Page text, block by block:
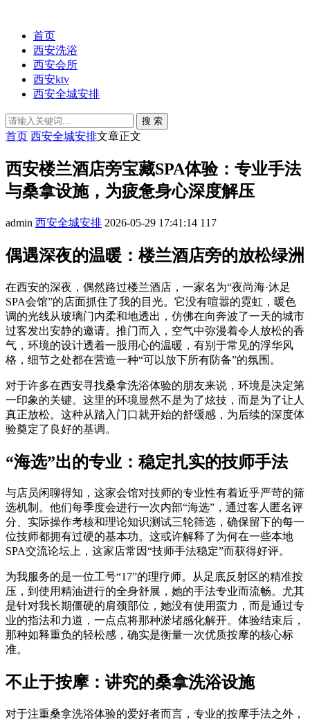
首页
西安洗浴
西安会所
西安ktv
西安全城安排
搜 索
首页 西安全城安排文章正文
西安楼兰酒店旁宝藏SPA体验：专业手法
与桑拿设施，为疲惫身心深度解压
admin 西安全城安排 2026-05-29 17:41:14 117
偶遇深夜的温暖：楼兰酒店旁的放松绿洲
在西安的深夜，偶然路过楼兰酒店，一家名为“夜尚海·沐足
SPA会馆”的店面抓住了我的目光。它没有喧嚣的霓虹，暖色
调的光线从玻璃门内柔和地透出，仿佛在向奔波了一天的城市
过客发出安静的邀请。推门而入，空气中弥漫着令人放松的香
气，环境的设计透着一股用心的温暖，有别于常见的浮华风
格，细节之处都在营造一种“可以放下所有防备”的氛围。
对于许多在西安寻找桑拿洗浴体验的朋友来说，环境是决定第
一印象的关键。这里的环境显然不是为了炫技，而是为了让人
真正放松。这种从踏入门口就开始的舒缓感，为后续的深度体
验奠定了良好的基调。
“海选”出的专业：稳定扎实的技师手法
与店员闲聊得知，这家会馆对技师的专业性有着近乎严苛的筛
选机制。他们每季度会进行一次内部“海选”，通过客人匿名评
分、实际操作考核和理论知识测试三轮筛选，确保留下的每一
位技师都拥有过硬的基本功。这或许解释了为何在一些本地
SPA交流论坛上，这家店常因“技师手法稳定”而获得好评。
为我服务的是一位工号“17”的理疗师。从足底反射区的精准按
压，到使用精油进行的全身舒展，她的手法专业而流畅。尤其
是针对我长期僵硬的肩颈部位，她没有使用蛮力，而是通过专
业的指法和力道，一点点将那种淤堵感化解开。体验结束后，
那种如释重负的轻松感，确实是衡量一次优质按摩的核心标
准。
不止于按摩：讲究的桑拿洗浴设施
对于注重桑拿洗浴体验的爱好者而言，专业的按摩手法之外，